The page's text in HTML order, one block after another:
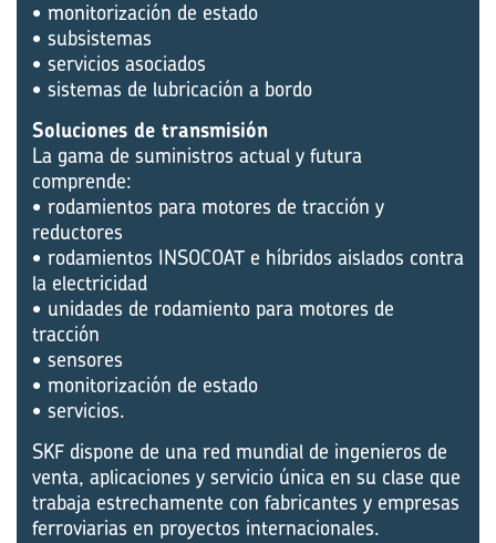
• monitorización de estado
• subsistemas
• servicios asociados
• sistemas de lubricación a bordo
Soluciones de transmisión
La gama de suministros actual y futura
comprende:
• rodamientos para motores de tracción y
reductores
• rodamientos INSOCOAT e híbridos aislados contra
la electricidad
• unidades de rodamiento para motores de
tracción
• sensores
• monitorización de estado
• servicios.
SKF dispone de una red mundial de ingenieros de
venta, aplicaciones y servicio única en su clase que
trabaja estrechamente con fabricantes y empresas
ferroviarias en proyectos internacionales.